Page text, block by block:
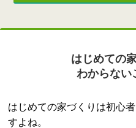
はじめての
わからない
はじめての家づくりは初心
すよね。